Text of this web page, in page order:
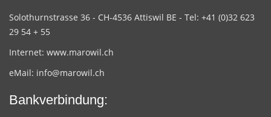
Solothurnstrasse 36 - CH-4536 Attiswil BE - Tel: +41 (0)32 623
29 54 + 55
Internet: www.marowil.ch
eMail: info@marowil.ch
Bankverbindung: